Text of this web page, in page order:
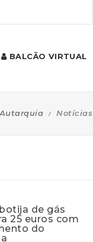
BALCÃO VIRTUAL
Autarquia Notícias
de gás
25 euros com
do